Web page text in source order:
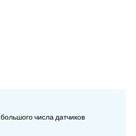
числа датчиков